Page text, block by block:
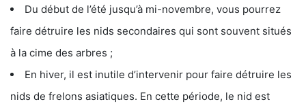
Du début de l’été jusqu’à mi-novembre, vous pourrez
faire détruire les nids secondaires qui sont souvent situés
à la cime des arbres ;
En hiver, il est inutile d’intervenir pour faire détruire les
nids de frelons asiatiques. En cette période, le nid est